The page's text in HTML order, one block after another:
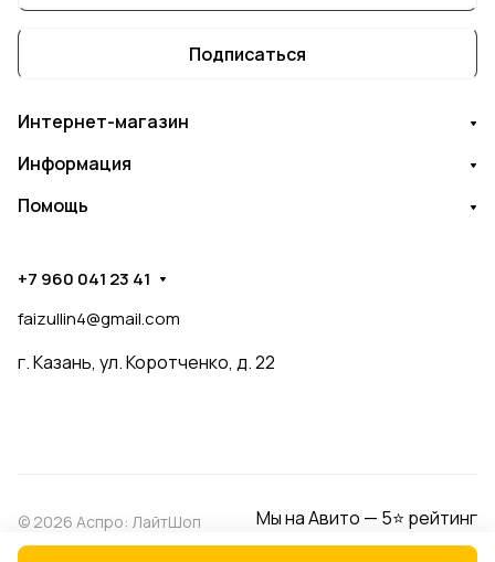
Подписаться
Интернет-магазин
Информация
Помощь
+7 960 041 23 41
faizullin4@gmail.com
г. Казань, ул. Коротченко, д. 22
© 2026 Аспро: ЛайтШоп Мы на Авито — 5⭐ рейтинг